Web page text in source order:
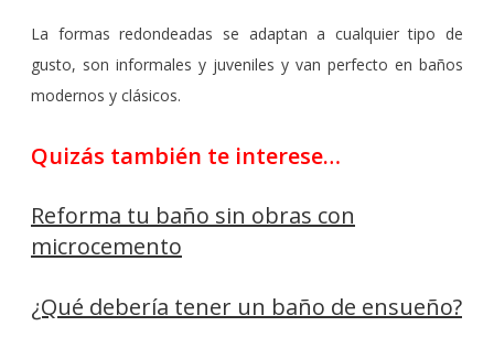
La formas redondeadas se adaptan a cualquier tipo de
gusto, son informales y juveniles y van perfecto en baños
modernos y clásicos.
Quizás también te interese…
Reforma tu baño sin obras con
microcemento
¿Qué debería tener un baño de ensueño?